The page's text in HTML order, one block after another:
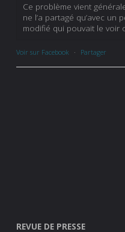
Ce problème vient
ne l’a partagé qu’avec un
modifié qui pouvait le voir
Voir sur Facebook · Partager
REVUE DE PRESSE